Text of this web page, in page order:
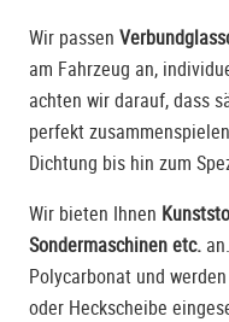
Wir passen
am Fahrzeug an,
achten wir darauf, dass
perfekt
Dichtung bis hin zum
Wir bieten Ihnen
Sondermaschinen etc.
Polycarbonat und
oder Heckscheibe